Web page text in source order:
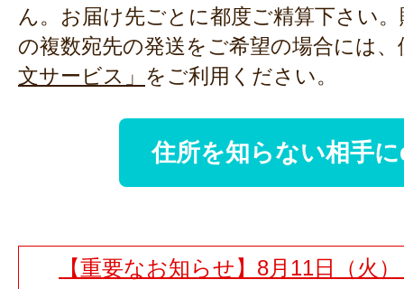
ん。お届け先ごとに都度ご精算下さい
の複数宛先の発送をご希望の場合には、
文サービス」 をご利用ください。
住所を知らない相手
【重要なお知らせ】8月11日（火